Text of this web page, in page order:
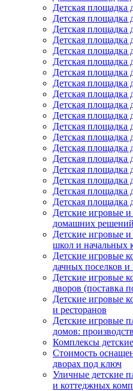
Детская площадка
Детская площадка
Детская площадка
Детская площадка
Детская площадка
Детская площадка
Детская площадка
Детская площадка
Детская площадка
Детская площадка
Детская площадка
Детская площадка
Детская площадка
Детская площадка
Детская площадка
Детская площадка
Детская
Детская площадка
Детская площадка
Детские игровые
домашних
Детские игровые
школ и начальных
Детские игровые
дачных поселков и
Детские игровые
дворов (поставка
Детские игровые
и ресторанов
Детские игровые
домов:
Комплексы
Стоимость
дворах под ключ
Уличные детские
и коттеджных